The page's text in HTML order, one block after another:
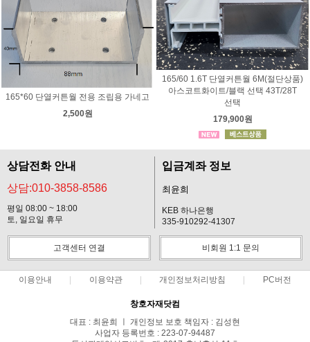
165*60 단열커튼월 전용 조립용 가네고
2,500원
165/60 1.6T 단열커튼월 6M(절단상품)
아스코트화이트/블랙 선택 43T/28T
선택
179,900원
상담전화 안내
상담:010-3858-8586
평일 08:00 ~ 18:00
토, 일요일 휴무
입금계좌 정보
최윤희
KEB 하나은행
335-910292-41307
고객센터 연결 비회원 1:1 문의
이용안내 이용약관 개인정보처리방침 PC버전
창호자재닷컴
대표 : 최윤희 ㅣ 개인정보 보호 책임자 : 김성현
사업자 등록번호 : 223-07-94487